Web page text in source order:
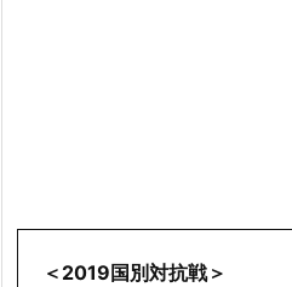
＜2019国別対抗戦＞